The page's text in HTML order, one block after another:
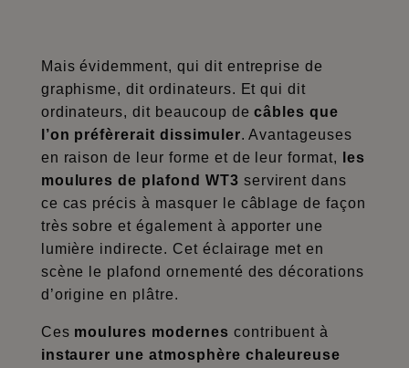
Mais évidemment, qui dit entreprise de
graphisme, dit ordinateurs. Et qui dit
ordinateurs, dit beaucoup decâbles que
l’on préfèrerait dissimuler. Avantageuses
en raison de leur forme et de leur format,
les
moulures de plafond WT3 servirent dans
ce cas précis à masquer le câblage de façon
très sobre et également à apporter une
lumière indirecte. Cet éclairage met en
scène le plafond ornementé des décorations
d’origine en plâtre.
Ces moulures modernes contribuent à
instaurer une atmosphère chaleureuse